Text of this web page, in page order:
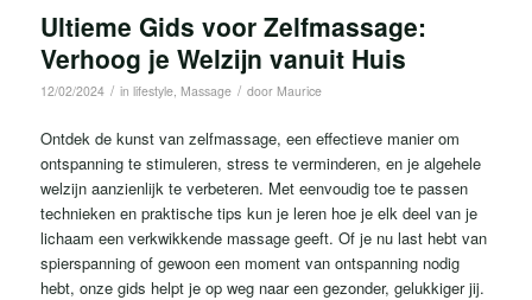
Ultieme Gids voor Zelfmassage:
Verhoog je Welzijn vanuit Huis
12/02/2024 / in lifestyle, Massage / door Maurice
Ontdek de kunst van zelfmassage, een effectieve manier om
ontspanning te stimuleren, stress te verminderen, en je algehele
welzijn aanzienlijk te verbeteren. Met eenvoudig toe te passen
technieken en praktische tips kun je leren hoe je elk deel van je
lichaam een verkwikkende massage geeft. Of je nu last hebt van
spierspanning of gewoon een moment van ontspanning nodig
hebt, onze gids helpt je op weg naar een gezonder, gelukkiger jij.